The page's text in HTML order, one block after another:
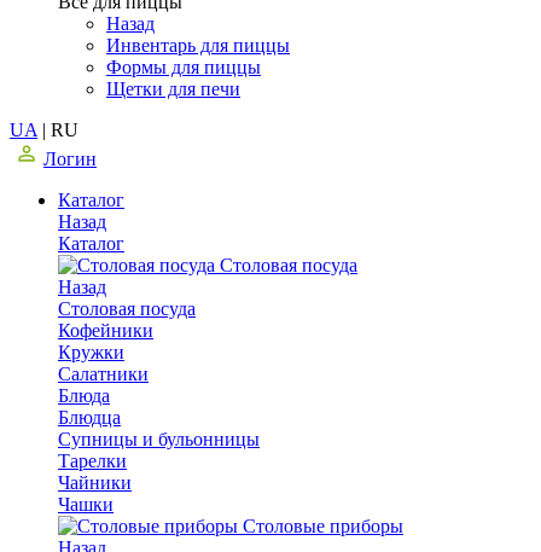
Назад
Инвентарь для пиццы
Формы для пиццы
Щетки для печи
UA | RU
Логин
Каталог
Назад
Каталог
Столовая посуда
Назад
Столовая посуда
Кофейники
Кружки
Салатники
Блюда
Блюдца
Супницы и бульонницы
Тарелки
Чайники
Чашки
Cтоловые приборы
Назад